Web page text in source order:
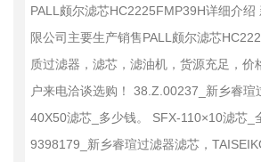
PALL颇尔滤芯HC2225FMP39H详细介绍
限公司主要生产销售PALL颇尔滤芯
质过滤器，滤芯，滤油机，货源充足，价
户来电洽谈选购！ 38.Z.00237_新乡睿瑄
40X50滤芯_多少钱。 SFX-110×10滤芯_
9398179_新乡睿瑄过滤器滤芯，